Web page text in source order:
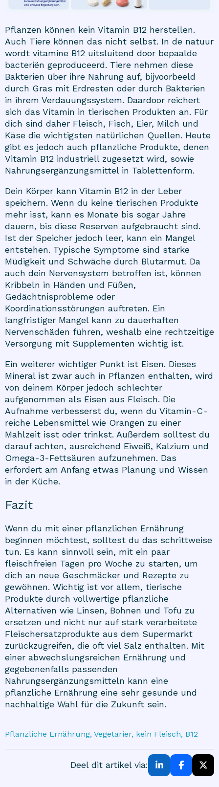
Pflanzen können kein Vitamin B12 herstellen.
Auch Tiere können das nicht selbst. In de natuur
wordt vitamine B12 uitsluitend door bepaalde
bacteriën geproduceerd. Tiere nehmen diese
Bakterien über ihre Nahrung auf, bijvoorbeeld
durch Gras mit Erdresten oder durch Bakterien
in ihrem Verdauungssystem. Daardoor reichert
sich das Vitamin in tierischen Produkten an. Für
dich sind daher Fleisch, Fisch, Eier, Milch und
Käse die wichtigsten natürlichen Quellen. Heute
gibt es jedoch auch pflanzliche Produkte, denen
Vitamin B12 industriell zugesetzt wird, sowie
Nahrungsergänzungsmittel in Tablettenform.
Dein Körper kann Vitamin B12 in der Leber
speichern. Wenn du keine tierischen Produkte
mehr isst, kann es Monate bis sogar Jahre
dauern, bis diese Reserven aufgebraucht sind.
Ist der Speicher jedoch leer, kann ein Mangel
entstehen. Typische Symptome sind starke
Müdigkeit und Schwäche durch Blutarmut. Da
auch dein Nervensystem betroffen ist, können
Kribbeln in Händen und Füßen,
Gedächtnisprobleme oder
Koordinationsstörungen auftreten. Ein
langfristiger Mangel kann zu dauerhaften
Nervenschäden führen, weshalb eine rechtzeitige
Versorgung mit Supplementen wichtig ist.
Ein weiterer wichtiger Punkt ist Eisen. Dieses
Mineral ist zwar auch in Pflanzen enthalten, wird
von deinem Körper jedoch schlechter
aufgenommen als Eisen aus Fleisch. Die
Aufnahme verbesserst du, wenn du Vitamin-C-
reiche Lebensmittel wie Orangen zu einer
Mahlzeit isst oder trinkst. Außerdem solltest du
darauf achten, ausreichend Eiweiß, Kalzium und
Omega-3-Fettsäuren aufzunehmen. Das
erfordert am Anfang etwas Planung und Wissen
in der Küche.
Fazit
Wenn du mit einer pflanzlichen Ernährung
beginnen möchtest, solltest du das schrittweise
tun. Es kann sinnvoll sein, mit ein paar
fleischfreien Tagen pro Woche zu starten, um
dich an neue Geschmäcker und Rezepte zu
gewöhnen. Wichtig ist vor allem, tierische
Produkte durch vollwertige pflanzliche
Alternativen wie Linsen, Bohnen und Tofu zu
ersetzen und nicht nur auf stark verarbeitete
Fleischersatzprodukte aus dem Supermarkt
zurückzugreifen, die oft viel Salz enthalten. Mit
einer abwechslungsreichen Ernährung und
gegebenenfalls passenden
Nahrungsergänzungsmitteln kann eine
pflanzliche Ernährung eine sehr gesunde und
nachhaltige Wahl für die Zukunft sein.
Pflanzliche Ernährung, Vegetarier, kein Fleisch, B12
Deel dit artikel via: